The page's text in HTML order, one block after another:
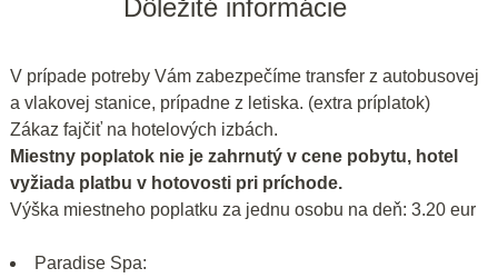
Dôležité informácie
V prípade potreby Vám zabezpečíme transfer z autobusovej
a vlakovej stanice, prípadne z letiska. (extra príplatok)
Zákaz fajčiť na hotelových izbách.
Miestny poplatok nie je zahrnutý v cene pobytu, hotel
vyžiada platbu v hotovosti pri príchode.
Výška miestneho poplatku za jednu osobu na deň: 3.20 eur
Paradise Spa: